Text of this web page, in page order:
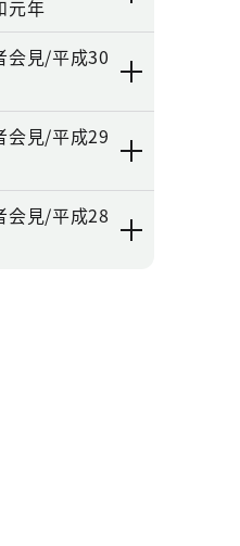
年
会見/平成30
会見/平成29
会見/平成28